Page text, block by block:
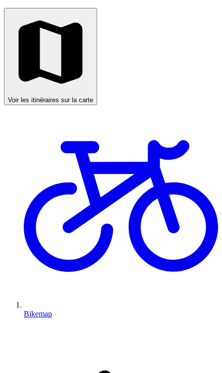
Voir les itinéraires sur la carte
Bikemap